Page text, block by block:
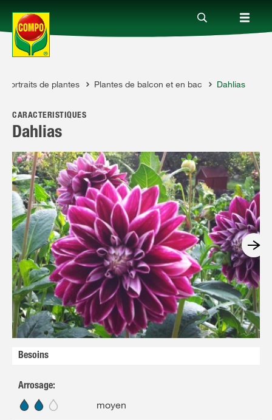
Produits
Conseil
Thèmes
Service
Qui sommes-nous?
FR NL
Portraits de plantes Plantes de balcon et en bac Dahlias
CARACTÉRISTIQUES
Dahlias
Besoins
Arrosage:
moyen